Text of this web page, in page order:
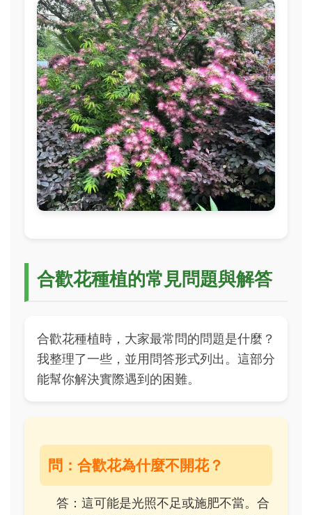
合歡花種植的常見問題與解答
合歡花種植時，大家最常問的問題是什麼？
我整理了一些，並用問答形式列出。這部分
能幫你解決實際遇到的困難。
問：合歡花為什麼不開花？
答：這可能是光照不足或施肥不當。合